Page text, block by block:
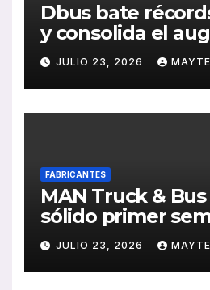
Dbus bate
y consolida el
transporte público
Sebastián
JULIO 23, 2026 MAYTE
FABRICANTES
MAN Truck &
sólido primer
2026 con
ventas, pedidos y
rentabilidad
JULIO 23, 2026 MAYTE